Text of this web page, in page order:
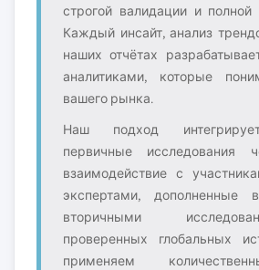
строгой валидации и полной
Каждый инсайт, анализ
наших отчётах
аналитиками, которые
вашего рынка.
Наш подход
первичные исследования
взаимодействие с
экспертами, дополненные
вторичными
проверенных глобальных
применяем